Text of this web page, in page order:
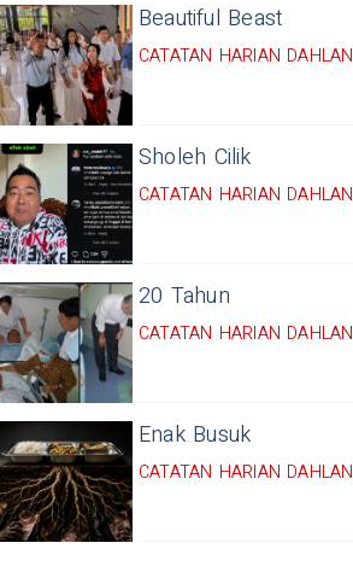
Beautiful Beast
CATATAN HARIAN DAHLAN
Sholeh Cilik
CATATAN HARIAN DAHLAN
20 Tahun
CATATAN HARIAN DAHLAN
Enak Busuk
CATATAN HARIAN DAHLAN